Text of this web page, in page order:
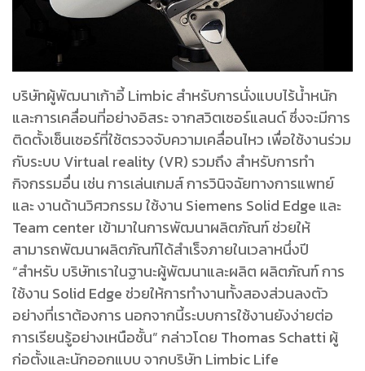
บริษัทผู้พัฒนาเก้าอี้ Limbic สำหรับการนั่งแบบไร้น้ำหนัก
และการเคลื่อนที่อย่างอิสระ จากสวิตเซอร์แลนด์ ซึ่งจะมีการ
ติดตั้งเซ็นเซอร์ที่ใช้ตรวจจับความเคลื่อนไหว เพื่อใช้งานร่วม
กับระบบ Virtual reality (VR) รวมถึง สำหรับการทำ
กิจกรรมอื่น เช่น การเล่นเกมส์ การวินิจฉัยทางการแพทย์
และ งานด้านวิศวกรรม ใช้งาน Siemens Solid Edge และ
Team center เข้ามาในการพัฒนาผลิตภัณฑ์ ช่วยให้
สามารถพัฒนาผลิตภัณฑ์ได้สำเร็จภายในเวลาหนึ่งปี
“สำหรับ บริษัทเราในฐานะผู้พัฒนาและผลิต ผลิตภัณฑ์ การ
ใช้งาน Solid Edge ช่วยให้การทำงานทั้งสองส่วนลงตัว
อย่างที่เราต้องการ นอกจากนี้ระบบการใช้งานยังง่ายต่อ
การเรียนรู้อย่างเหนือชั้น” กล่าวโดย Thomas Schatti ผู้
ก่อตั้งและนักออกแบบ จากบริษัท Limbic Life